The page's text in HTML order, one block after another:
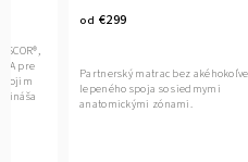
pre
od €299
Partnerský matrac bez
lepeného spoja so siedmymi
anatomickými zónami.